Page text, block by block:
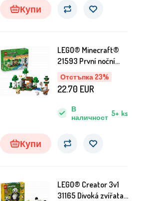
Купи
Отстъпка 23%
LEGO® Minecraft®
21593 První noční
dobrodružství
В
наличност 5+ ks
22.70 EUR
Купи
LEGO® Creator 3v1
31165 Divoká zvířata: